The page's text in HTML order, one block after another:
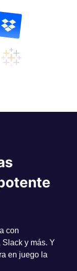
con
Slack y más. Y
en juego la